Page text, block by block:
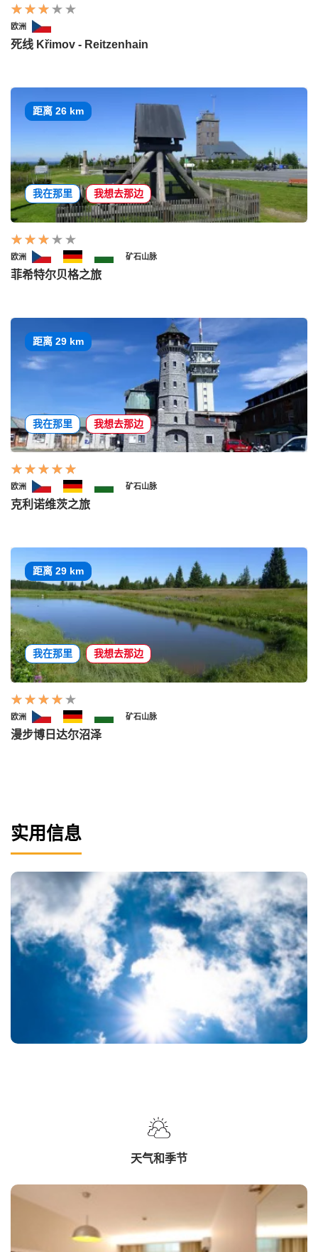
欧洲
死线 Křimov - Reitzenhain
距离 26 km
我在那里 我想去那边
欧洲 矿石山脉
菲希特尔贝格之旅
距离 29 km
我在那里 我想去那边
欧洲 矿石山脉
克利诺维茨之旅
距离 29 km
我在那里 我想去那边
欧洲 矿石山脉
漫步博日达尔沼泽
实用信息
天气和季节